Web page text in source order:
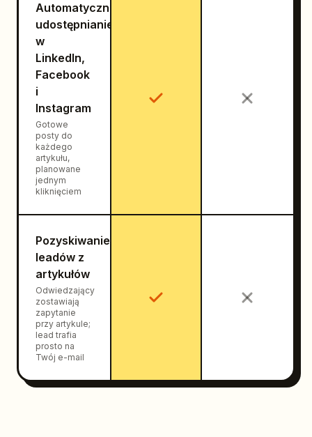
Automatyczne
udostępnianie
w
LinkedIn,
Facebook
i
Instagram
Gotowe
posty do
każdego
artykułu,
planowane
jednym
kliknięciem
Pozyskiwanie
leadów z
artykułów
Odwiedzający
zostawiają
zapytanie
przy artykule;
lead trafia
prosto na
Twój e-mail